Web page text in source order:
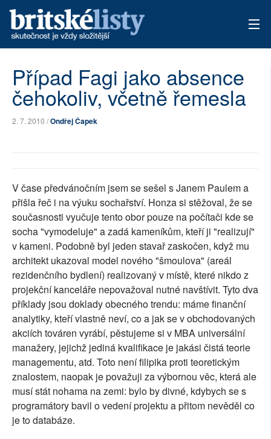
ARCHIV
TÉMATA
Případ Fagi jako absence
čehokoliv, včetně řemesla
2. 7. 2010 /Ondřej Čapek
V čase předvánočním jsem se sešel s Janem Paulem a
přišla řeč i na výuku sochařství. Honza si stěžoval, že se
současnosti vyučuje tento obor pouze na počítači kde se
socha "vymodeluje" a zadá kameníkům, kteří ji "realizují"
v kameni. Podobně byl jeden stavař zaskočen, když mu
architekt ukazoval model nového "šmoulova" (areál
rezidenčního bydlení) realizovaný v místě, které nikdo z
projekční kanceláře nepovažoval nutné navštívit. Tyto dva
příklady jsou doklady obecného trendu: máme finanční
analytiky, kteří vlastně neví, co a jak se v obchodovaných
akciích továren vyrábí, pěstujeme si v MBA universální
manažery, jejichž jediná kvalifikace je jakási čistá teorie
managementu, atd. Toto není filipika proti teoretickým
znalostem, naopak je považuji za výbornou věc, která ale
musí stát nohama na zemi: bylo by divné, kdybych se s
programátory bavil o vedení projektu a přitom nevěděl co
je to databáze.